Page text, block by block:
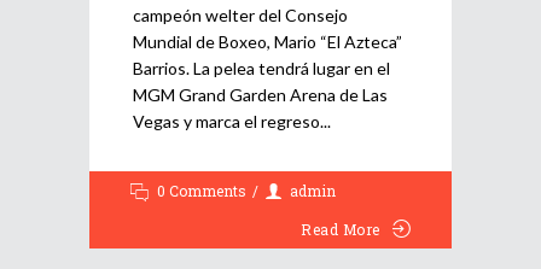
campeón welter del Consejo
Mundial de Boxeo, Mario “El Azteca”
Barrios. La pelea tendrá lugar en el
MGM Grand Garden Arena de Las
Vegas y marca el regreso
0 Comments
admin
Read More